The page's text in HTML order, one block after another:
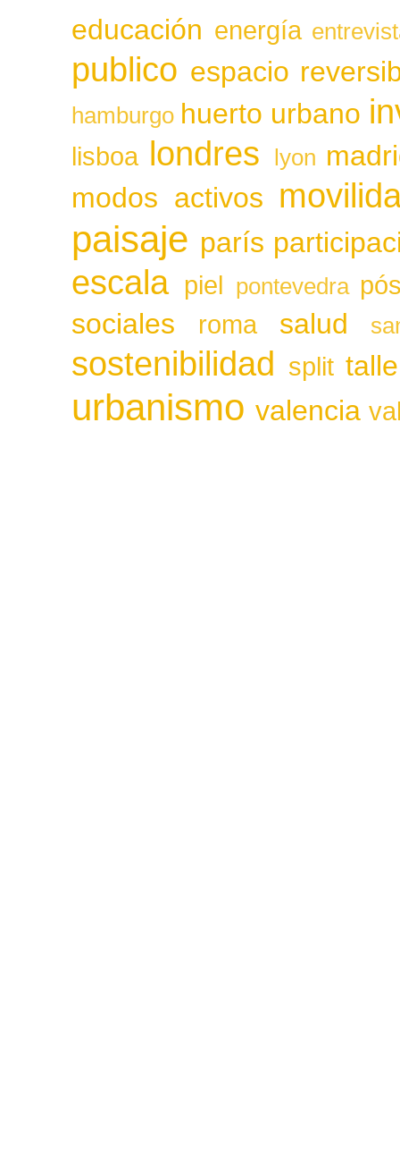
educación energía
publico espacio
hamburgo huerto urbano
lisboa londres lyon
modos activos
paisaje parís
escala piel pontevedra
sociales roma salud
sostenibilidad split
urbanismo valencia